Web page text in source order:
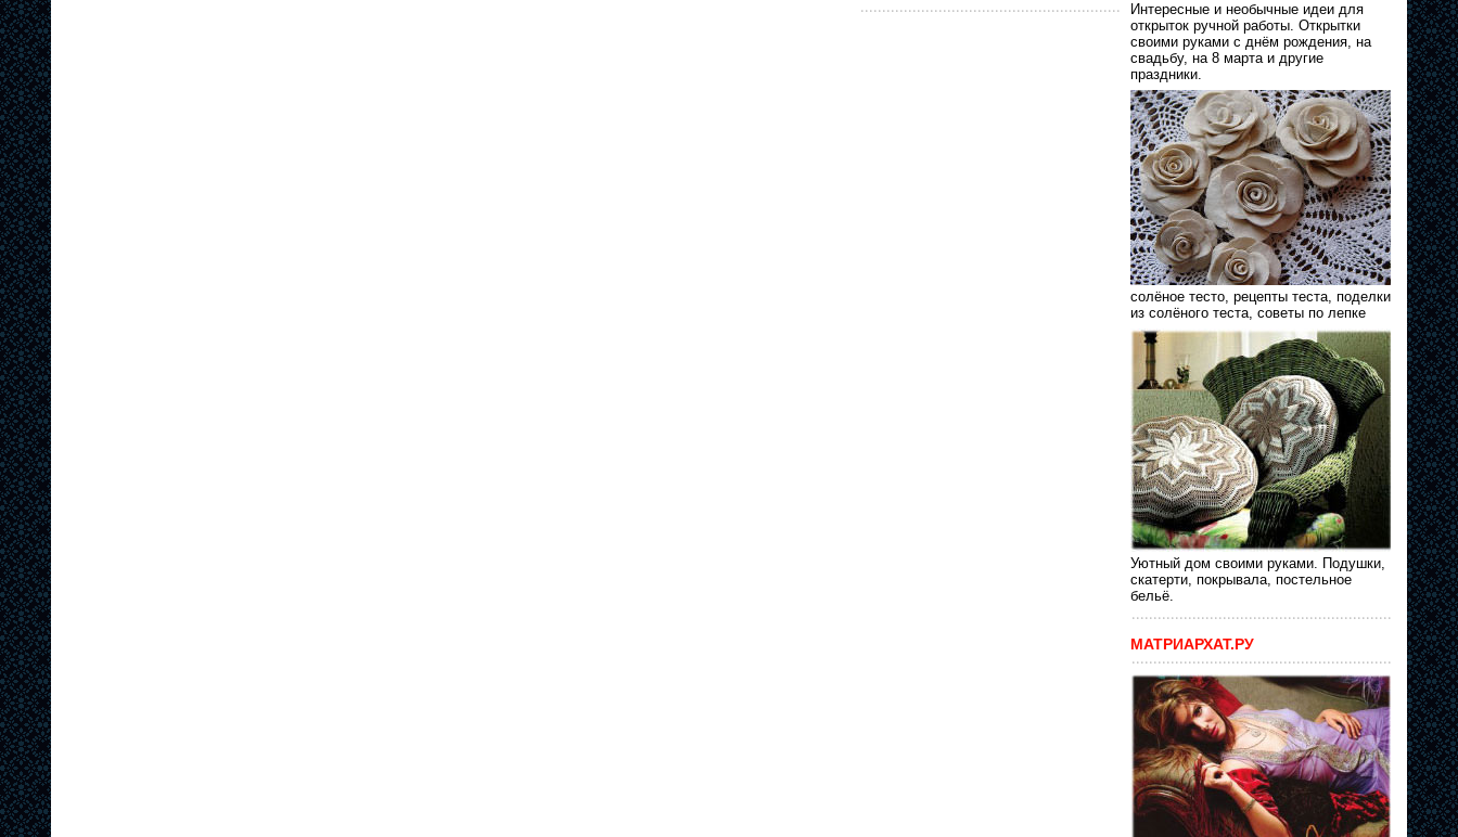
Интересные и необычные идеи для
открыток ручной работы. Открытки
своими руками с днём рождения, на
свадьбу, на 8 марта и другие
праздники.
солёное тесто, рецепты теста, поделки
из солёного теста, советы по лепке
Уютный дом своими руками. Подушки,
скатерти, покрывала, постельное
бельё.
МАТРИАРХАТ.РУ